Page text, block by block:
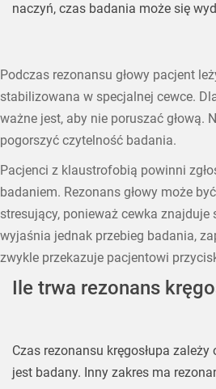
naczyń, czas badania może się
Podczas rezonansu głowy pacjent
stabilizowana w specjalnej cewce.
ważne jest, aby nie poruszać głową.
pogorszyć czytelność badania.
Pacjenci z klaustrofobią powinni
badaniem. Rezonans głowy może
stresujący, ponieważ cewka znajduje
wyjaśnia jednak przebieg badania,
zwykle przekazuje pacjentowi
Ile trwa rezonans
Czas rezonansu kręgosłupa
jest badany. Inny zakres ma